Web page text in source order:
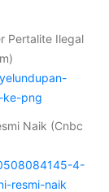
Pertalite Ilegal
ke-png
Naik (Cnbc
4-
resmi-naik